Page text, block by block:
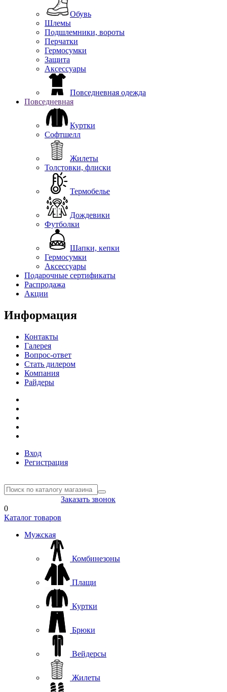
Обувь
Шлемы
Подшлемники, вороты
Перчатки
Гермосумки
Защита
Аксессуары
Повседневная одежда
Повседневная
Куртки
Софтшелл
Жилеты
Толстовки, флиски
Термобелье
Дождевики
Футболки
Шапки, кепки
Гермосумки
Аксессуары
Подарочные сертификаты
Распродажа
Акции
Информация
Контакты
Галерея
Вопрос-ответ
Стать дилером
Компания
Райдеры
Вход
Регистрация
Заказать звонок
0
Каталог товаров
Мужская
Комбинезоны
Плащи
Куртки
Брюки
Вейдерсы
Жилеты